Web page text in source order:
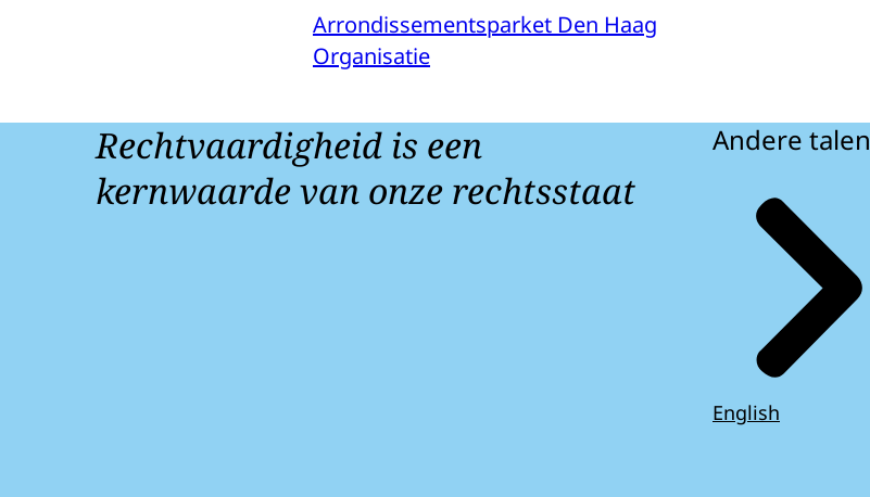
Arrondissementsparket Den Haag
Organisatie
Rechtvaardigheid is een
kernwaarde van onze rechtsstaat
Andere talen
English